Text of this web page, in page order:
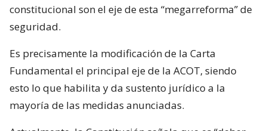
constitucional son el eje de esta “megarreforma” de
seguridad.
Es precisamente la modificación de la Carta
Fundamental el principal eje de la ACOT, siendo
esto lo que habilita y da sustento jurídico a la
mayoría de las medidas anunciadas.